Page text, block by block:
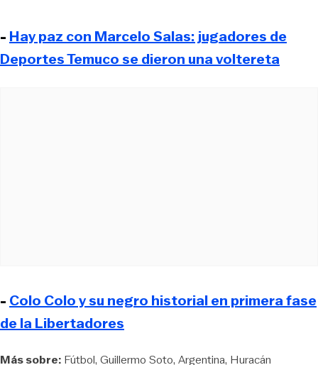
- Hay paz con Marcelo Salas: jugadores de
Deportes Temuco se dieron una voltereta
- Colo Colo y su negro historial en primera fase
de la Libertadores
Más sobre: Fútbol Guillermo Soto Argentina Huracán